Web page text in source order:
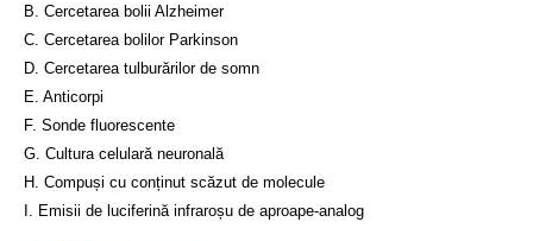
B. Cercetarea bolii Alzheimer
C. Cercetarea bolilor Parkinson
D. Cercetarea tulburărilor de somn
E. Anticorpi
F. Sonde fluorescente
G. Cultura celulară neuronală
H. Compuși cu conținut scăzut de molecule
I. Emisii de luciferină infraroșu de aproape-analog